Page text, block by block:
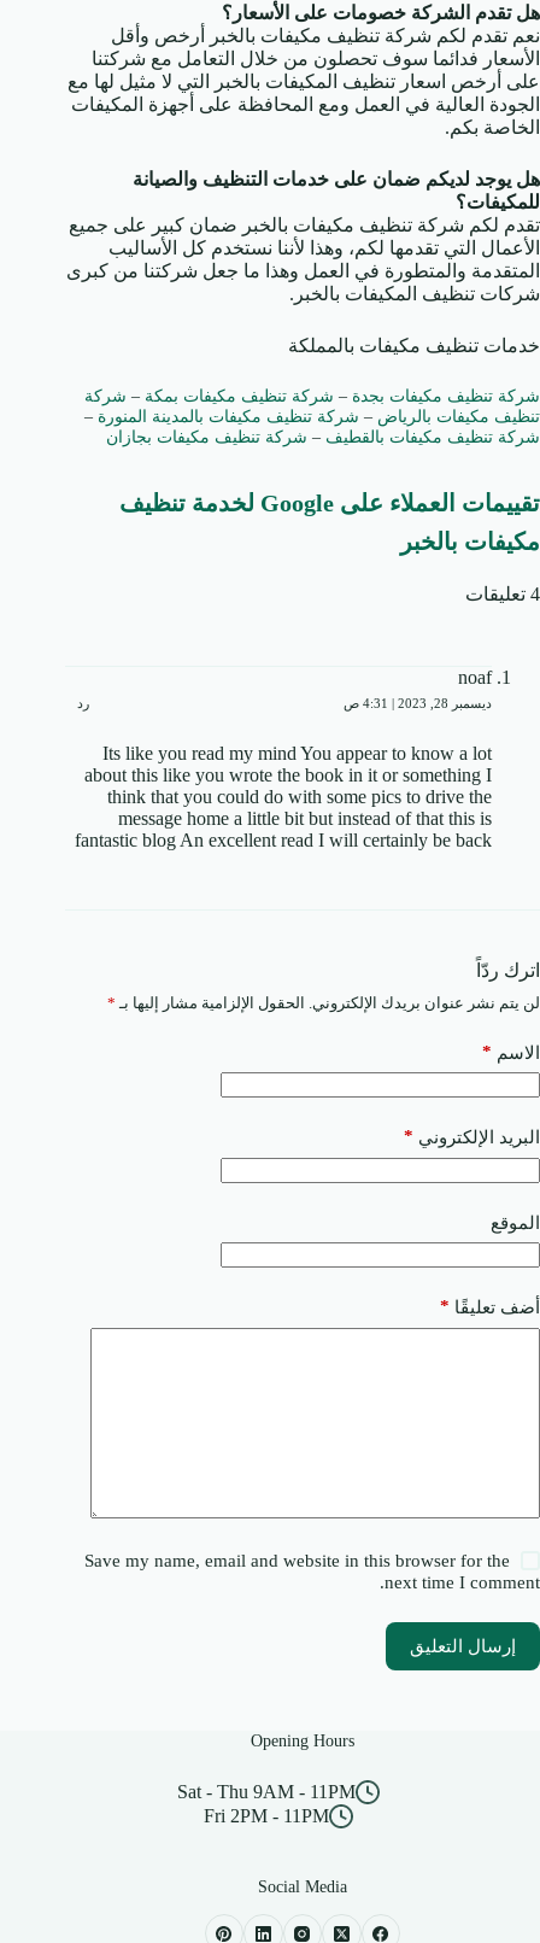
هل تقدم الشركة خصومات على الأسعار؟
نعم تقدم لكم شركة تنظيف مكيفات بالخبر أرخص وأقل
الأسعار فدائما سوف تحصلون من خلال التعامل مع شركتنا
على أرخص اسعار تنظيف المكيفات بالخبر التي لا مثيل لها مع
الجودة العالية في العمل ومع المحافظة على أجهزة المكيفات
الخاصة بكم.
هل يوجد لديكم ضمان على خدمات التنظيف والصيانة
للمكيفات؟
تقدم لكم شركة تنظيف مكيفات بالخبر ضمان كبير على جميع
الأعمال التي تقدمها لكم، وهذا لأننا نستخدم كل الأساليب
المتقدمة والمتطورة في العمل وهذا ما جعل شركتنا من كبرى
شركات تنظيف المكيفات بالخبر.
خدمات تنظيف مكيفات بالمملكة
شركة تنظيف مكيفات بجدة – شركة تنظيف مكيفات بمكة – شركة
تنظيف مكيفات بالرياض – شركة تنظيف مكيفات بالمدينة المنورة –
شركة تنظيف مكيفات بالقطيف – شركة تنظيف مكيفات بجازان
تقييمات العملاء على Google لخدمة تنظيف
مكيفات بالخبر
4 تعليقات
noaf
ديسمبر 28, 2023 | 4:31 ص رد
Its like you read my mind You appear to know a lot
about this like you wrote the book in it or something I
think that you could do with some pics to drive the
message home a little bit but instead of that this is
fantastic blog An excellent read I will certainly be back
اترك ردّاً
لن يتم نشر عنوان بريدك الإلكتروني. الحقول الإلزامية مشار إليها بـ *
الاسم *
البريد الإلكتروني *
الموقع
أضف تعليقًا *
Save my name, email and website in this browser for the
next time I comment.
إرسال التعليق
Opening Hours
Sat - Thu 9AM - 11PM
Fri 2PM - 11PM
Social Media